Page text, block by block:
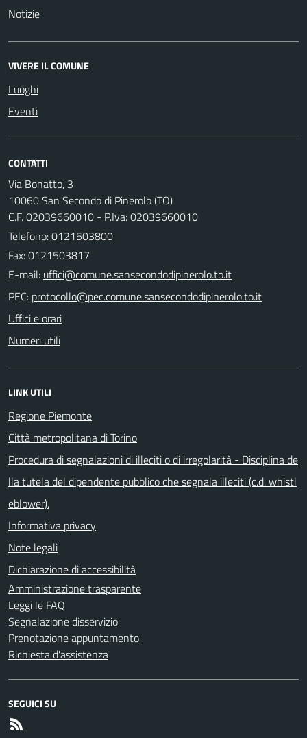
Notizie
VIVERE IL COMUNE
Luoghi
Eventi
CONTATTI
Via Bonatto, 3
10060 San Secondo di Pinerolo (TO)
C.F. 02039660010 - P.Iva: 02039660010
Telefono:0121503800
Fax: 0121503817
E-mail:
PEC:
Uffici e orari
Numeri utili
LINK UTILI
Regione Piemonte
Città metropolitana di Torino
Procedura di segnalazioni di illeciti o di irregolarità - Disciplina de
lla tutela del dipendente pubblico che segnala illeciti (c.d. whistl
eblower).
Informativa privacy
Note legali
Dichiarazione di accessibilità
Amministrazione trasparente
Leggi le FAQ
Segnalazione disservizio
Prenotazione appuntamento
Richiesta d'assistenza
SEGUICI SU